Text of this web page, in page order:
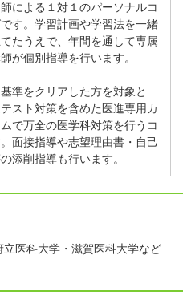
による１対１のパーソナルコ
す。学習計画や学習法を一緒
たうえで、年間を通して専属
が個別指導を行います。
準をクリアした方を対象と
スト対策を含めた医進専用カ
で万全の医学科対策を行うコ
面接指導や志望理由書・自己
添削指導も行います。
医科大学・滋賀医科大学など